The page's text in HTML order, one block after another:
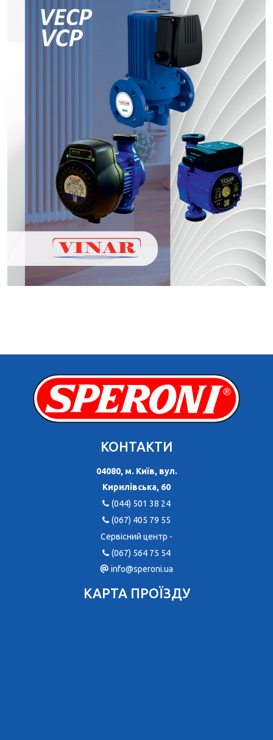
КОНТАКТИ
04080, м. Київ, вул.
Кирилівська, 60
(044) 501 38 24
(067) 405 79 55
Сервісний центр -
(067) 564 75 54
info@speroni.ua
КАРТА ПРОЇЗДУ